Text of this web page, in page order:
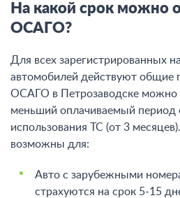
На какой срок можно
ОСАГО?
Для всех зарегистрированных
автомобилей действуют общие
ОСАГО в Петрозаводске можно
меньший оплачиваемый период
использования ТС (от 3
возможны для:
Авто с зарубежными
страхуются на срок 5-15